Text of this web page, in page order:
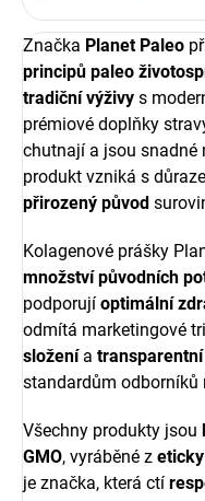
Značka Planet Paleo
principů paleo
tradiční výživy s
prémiové doplňky
chutnají a jsou snadné
produkt vzniká s
přirozený původ
Kolagenové prášky
množství původních
podporují optimální
odmítá marketingové
složenía
standardům odborníků
Všechny produkty jsou
GMO, vyráběné z
je značka, která ctí